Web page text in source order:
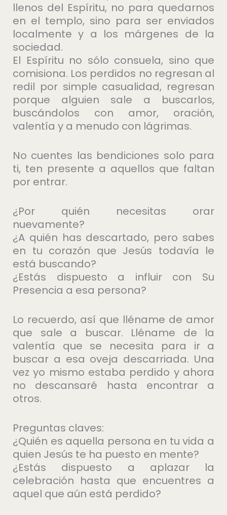
llenos del Espíritu, no para quedarnos
en el templo, sino para ser enviados
localmente y a los márgenes de la
sociedad.
El Espíritu no sólo consuela, sino que
comisiona. Los perdidos no regresan al
redil por simple casualidad, regresan
porque alguien sale a buscarlos,
buscándolos con amor, oración,
valentía y a menudo con lágrimas.
No cuentes las bendiciones solo para
ti, ten presente a aquellos que faltan
por entrar.
¿Por quién necesitas orar
nuevamente?
¿A quién has descartado, pero sabes
en tu corazón que Jesús todavía le
está buscando?
¿Estás dispuesto a influir con Su
Presencia a esa persona?
Lo recuerdo, así que lléname de amor
que sale a buscar. Lléname de la
valentía que se necesita para ir a
buscar a esa oveja descarriada. Una
vez yo mismo estaba perdido y ahora
no descansaré hasta encontrar a
otros.
Preguntas claves:
¿Quién es aquella persona en tu vida a
quien Jesús te ha puesto en mente?
¿Estás dispuesto a aplazar la
celebración hasta que encuentres a
aquel que aún está perdido?